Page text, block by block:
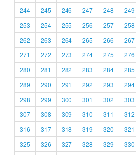
244
245 246 247 248 249
253
254 255 256 257 258
262
263 264 265 266 267
271
272 273 274 275 276
280
281 282 283 284 285
289
290 291 292 293 294
298
299 300 301 302 303
307
308 309 310 311 312
316
317 318 319 320 321
325
326 327 328 329 330